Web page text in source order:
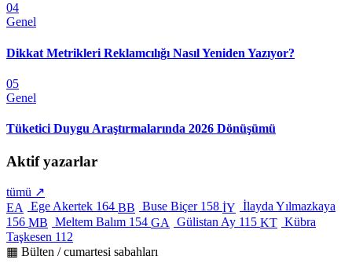
04
Genel
Dikkat Metrikleri Reklamcılığı Nasıl Yeniden Yazıyor?
05
Genel
Tüketici Duygu Araştırmalarında 2026 Dönüşümü
Aktif yazarlar
tümü ↗
EA
Ege Akertek 164 BB Buse Biçer 158 İY İlayda Yılmazkaya
156 MB Meltem Balım 154 GA Gülistan Ay 115 KT Kübra
Taşkesen 112
▦ Bülten / cumartesi sabahları